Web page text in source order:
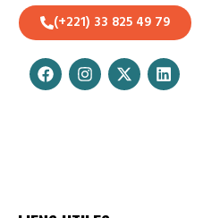
(+221) 33 825 49 79